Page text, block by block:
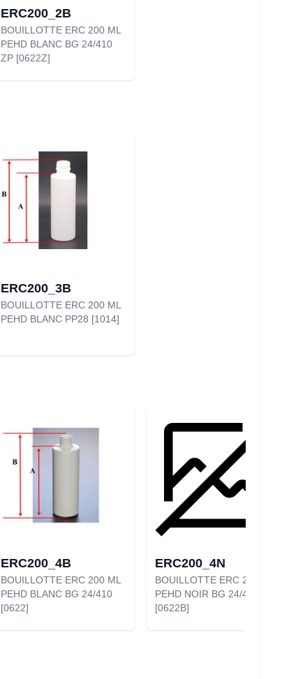
ERC200_2B
BOUILLOTTE ERC 200 ML
PEHD BLANC BG 24/410
ZP [0622Z]
ERC200_3B
BOUILLOTTE ERC 200 ML
PEHD BLANC PP28 [1014]
ERC200_4B
BOUILLOTTE ERC 200 ML
PEHD BLANC BG 24/410
[0622]
ERC200_4N
BOUILLOTTE ERC 200 ML
PEHD NOIR BG 24/410
[0622B]